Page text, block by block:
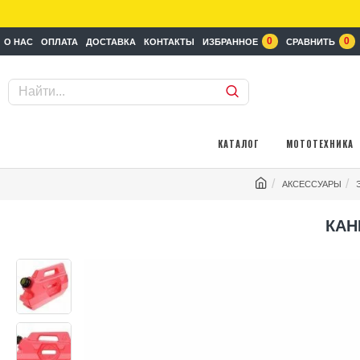
О НАС ОПЛАТА ДОСТАВКА КОНТАКТЫ ИЗБРАННОЕ 0 СРАВНИТЬ 0
КАТАЛОГ МОТОТЕХНИКА
АКСЕССУАРЫ